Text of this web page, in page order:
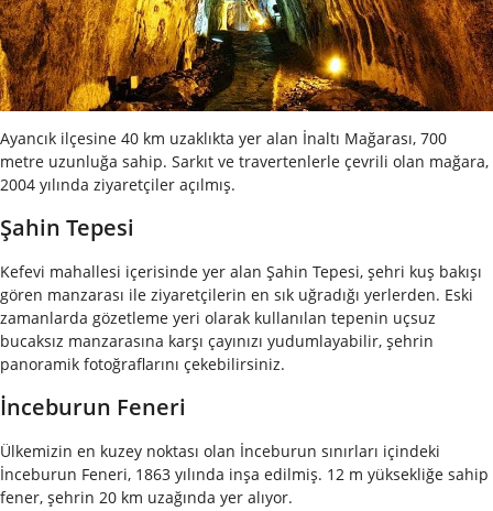
Ayancık ilçesine 40 km uzaklıkta yer alan İnaltı Mağarası, 700
metre uzunluğa sahip. Sarkıt ve travertenlerle çevrili olan mağara,
2004 yılında ziyaretçiler açılmış.
Şahin Tepesi
Kefevi mahallesi içerisinde yer alan Şahin Tepesi, şehri kuş bakışı
gören manzarası ile ziyaretçilerin en sık uğradığı yerlerden. Eski
zamanlarda gözetleme yeri olarak kullanılan tepenin uçsuz
bucaksız manzarasına karşı çayınızı yudumlayabilir, şehrin
panoramik fotoğraflarını çekebilirsiniz.
İnceburun Feneri
Ülkemizin en kuzey noktası olan İnceburun sınırları içindeki
İnceburun Feneri, 1863 yılında inşa edilmiş. 12 m yüksekliğe sahip
fener, şehrin 20 km uzağında yer alıyor.